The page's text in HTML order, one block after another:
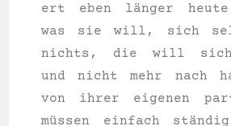
ert eben länger
was sie will, sich
nichts, die will sich
und nicht mehr nach
von ihrer eige­nen
müssen ein­fach